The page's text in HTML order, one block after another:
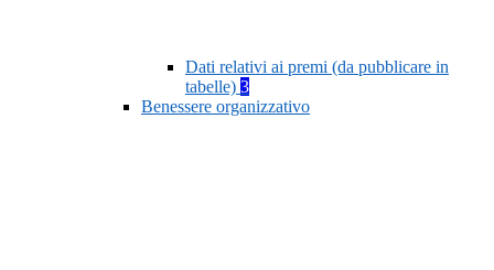
Dati relativi ai premi (da pubblicare in
tabelle) 3
Benessere organizzativo